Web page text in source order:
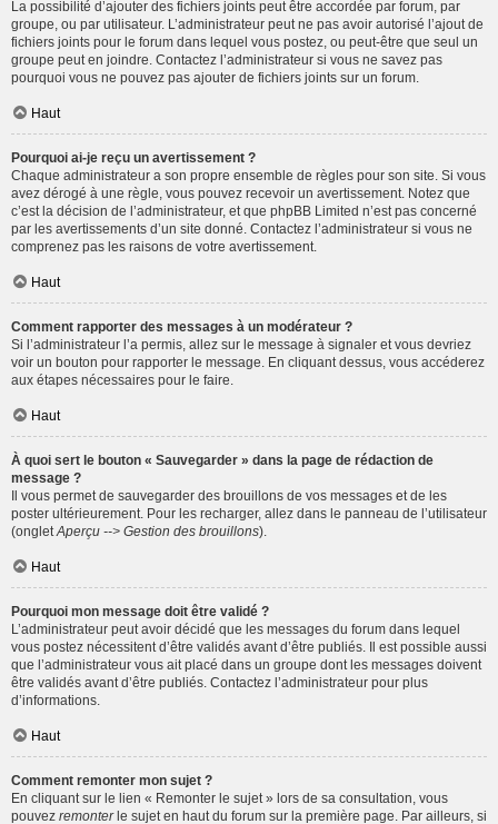
La possibilité d’ajouter des fichiers joints peut être accordée par forum, par
groupe, ou par utilisateur. L’administrateur peut ne pas avoir autorisé l’ajout de
fichiers joints pour le forum dans lequel vous postez, ou peut-être que seul un
groupe peut en joindre. Contactez l’administrateur si vous ne savez pas
pourquoi vous ne pouvez pas ajouter de fichiers joints sur un forum.
Haut
Pourquoi ai-je reçu un avertissement ?
Chaque administrateur a son propre ensemble de règles pour son site. Si vous
avez dérogé à une règle, vous pouvez recevoir un avertissement. Notez que
c’est la décision de l’administrateur, et que phpBB Limited n’est pas concerné
par les avertissements d’un site donné. Contactez l’administrateur si vous ne
comprenez pas les raisons de votre avertissement.
Haut
Comment rapporter des messages à un modérateur ?
Si l’administrateur l’a permis, allez sur le message à signaler et vous devriez
voir un bouton pour rapporter le message. En cliquant dessus, vous accéderez
aux étapes nécessaires pour le faire.
Haut
À quoi sert le bouton « Sauvegarder » dans la page de rédaction de
message ?
Il vous permet de sauvegarder des brouillons de vos messages et de les
poster ultérieurement. Pour les recharger, allez dans le panneau de l’utilisateur
(onglet Aperçu --> Gestion des brouillons).
Haut
Pourquoi mon message doit être validé ?
L’administrateur peut avoir décidé que les messages du forum dans lequel
vous postez nécessitent d’être validés avant d’être publiés. Il est possible aussi
que l’administrateur vous ait placé dans un groupe dont les messages doivent
être validés avant d’être publiés. Contactez l’administrateur pour plus
d’informations.
Haut
Comment remonter mon sujet ?
En cliquant sur le lien « Remonter le sujet » lors de sa consultation, vous
pouvez remonterle sujet en haut du forum sur la première page. Par ailleurs, si